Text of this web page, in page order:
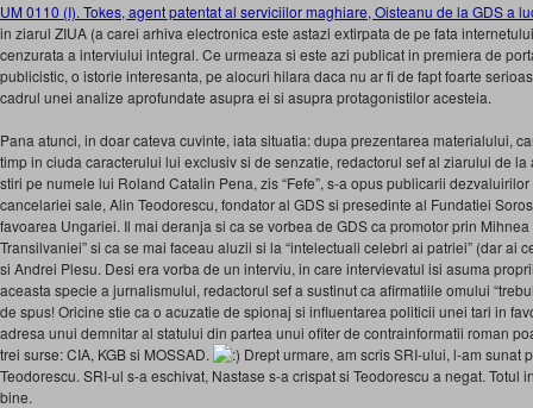
UM 0110 (I). Tokes, agent patentat al serviciilor maghiare, Oisteanu de la GDS a
in ziarul ZIUA (a carei arhiva electronica este astazi extirpata de pe fata
cenzurata a interviului integral. Ce urmeaza si este azi publicat in premiera de
publicistic, o istorie interesanta, pe alocuri hilara daca nu ar fi de fapt foarte
cadrul unei analize aprofundate asupra ei si asupra protagonistilor acesteia.
Pana atunci, in doar cateva cuvinte, iata situatia: dupa prezentarea materialului,
timp in ciuda caracterului lui exclusiv si de senzatie, redactorul sef al ziarului de
stiri pe numele lui Roland Catalin Pena, zis “Fefe”, s-a opus publicarii
cancelariei sale, Alin Teodorescu, fondator al GDS si presedinte al Fundatiei
favoarea Ungariei. Il mai deranja si ca se vorbea de GDS ca promotor prin
Transilvaniei” si ca se mai faceau aluzii si la “intelectuali celebri ai patriei” (dar ai
si Andrei Plesu. Desi era vorba de un interviu, in care intervievatul isi asuma
aceasta specie a jurnalismului, redactorul sef a sustinut ca afirmatiile omului
de spus! Oricine stie ca o acuzatie de spionaj si influentarea politicii unei tari in
adresa unui demnitar al statului din partea unui ofiter de contrainformatii roman
trei surse: CIA, KGB si MOSSAD.
Drept urmare, am scris SRI-ului, l-am sunat
Teodorescu. SRI-ul s-a eschivat, Nastase s-a crispat si Teodorescu a negat. Totul
bine.